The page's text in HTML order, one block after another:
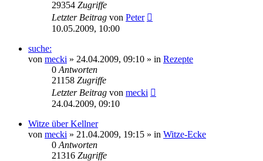
29354 Zugriffe
Letzter Beitrag von Peter
10.05.2009, 10:00
suche:
von mecki » 24.04.2009, 09:10 » in Rezepte
0 Antworten
21158 Zugriffe
Letzter Beitrag von mecki
24.04.2009, 09:10
Witze über Kellner
von mecki » 21.04.2009, 19:15 » in Witze-Ecke
0 Antworten
21316 Zugriffe